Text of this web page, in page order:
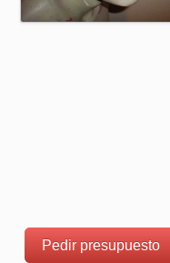
Pedir presupuesto